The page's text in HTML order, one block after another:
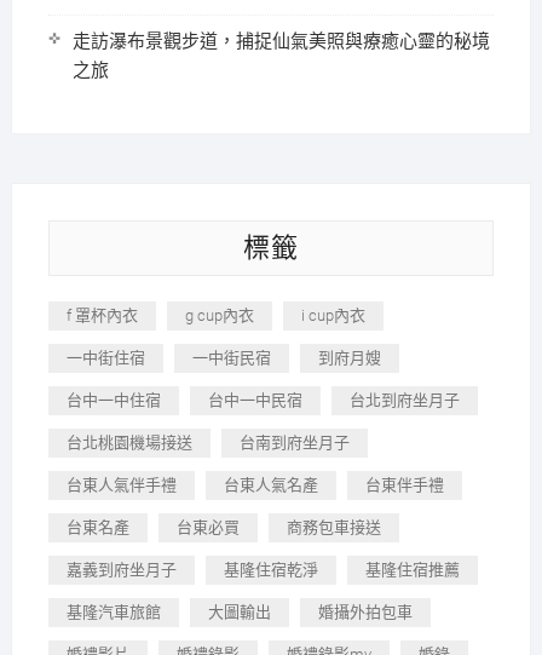
走訪瀑布景觀步道，捕捉仙氣美照與療癒心靈的秘境
之旅
標籤
f 罩杯內衣 g cup內衣 i cup內衣
一中街住宿 一中街民宿 到府月嫂
台中一中住宿 台中一中民宿 台北到府坐月子
台北桃園機場接送 台南到府坐月子
台東人氣伴手禮 台東人氣名產 台東伴手禮
台東名產 台東必買 商務包車接送
嘉義到府坐月子 基隆住宿乾淨 基隆住宿推薦
基隆汽車旅館 大圖輸出 婚攝外拍包車